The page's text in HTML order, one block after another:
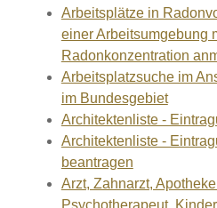
Arbeitsplätze in
einer Arbeitsumgebung
Radonkonzentration
Arbeitsplatzsuche im
im Bundesgebiet
Architektenliste -
Architektenliste -
beantragen
Arzt, Zahnarzt,
Psychotherapeut,